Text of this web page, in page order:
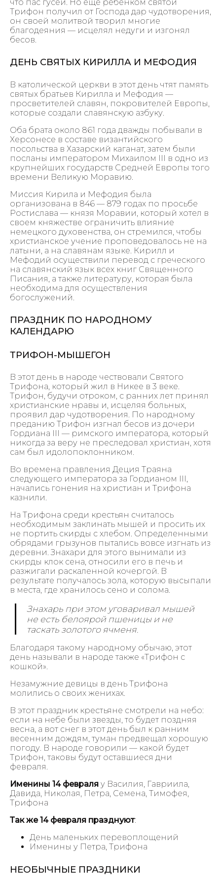
что пас гусей. Но еще ребенком святой
Трифон получил от Господа дар чудотворения,
он своей молитвой творил многие
благодеяния — исцелял недуги и изгонял
бесов.
ДЕНЬ СВЯТЫХ КИРИЛЛА И МЕФОДИЯ
В католической церкви в этот день чтят память
святых братьев Кирилла и Мефодия —
просветителей славян, покровителей Европы,
которые создали славянскую азбуку.
Оба брата около 861 года дважды побывали в
Херсонесе в составе византийского
посольства в Хазарский каганат, затем были
посланы императором Михаилом III в одно из
крупнейших государств Средней Европы того
времени Великую Моравию.
Миссия Кирила и Мефодия была
организована в 846 — 879 годах по просьбе
Ростислава — князя Моравии, который хотел в
своем княжестве ограничить влияние
немецкого духовенства, он стремился, чтобы
христианское учение проповедовалось не на
латыни, а на славянам языке. Кирилл и
Мефодий осуществили перевод с греческого
на славянский язык всех книг Священного
Писания, а также литературу, которая была
необходима для осуществления
богослужений.
ПРАЗДНИК ПО НАРОДНОМУ
КАЛЕНДАРЮ
ТРИФОН-МЫШЕГОН
В этот день в народе чествовали Святого
Трифона, который жил в Никее в 3 веке.
Трифон, будучи отроком, с ранних лет принял
христианские нравы и, исцеляя больных,
проявил дар чудотворения. По народному
преданию Трифон изгнал бесов из дочери
Гордиана III — римского императора, который
никогда за веру не преследовал христиан, хотя
сам был идолопоклонником.
Во времена правления Деция Траяна
следующего императора за Гордианом III,
начались гонения на христиан и Трифона
казнили.
На Трифона среди крестьян считалось
необходимым заклинать мышей и просить их
не портить скирды с хлебом. Определенными
обрядами грызунов пытались вовсе изгнать из
деревни. Знахари для этого вынимали из
скирды клок сена, относили его в печь и
разжигали раскаленной кочергой. В
результате получалось зола, которую высыпали
в места, где хранилось сено и солома.
Знахарь при этом уговаривал мышей
не есть белоярой пшеницы и не
таскать золотого ячменя.
Благодаря такому народному обычаю, этот
день называли в народе также «Трифон с
кошкой».
Незамужние девицы в день Трифона
молились о своих женихах.
В этот праздник крестьяне смотрели на небо:
если на небе были звезды, то будет поздняя
весна, а вот снег в этот день был к ранним
весенним дождям, туман предвещал хорошую
погоду. В народе говорили — какой будет
Трифон, таковы будут оставшиеся дни
февраля.
Именины 14 февраля у Василия, Гавриила,
Давида, Николая, Петра, Семена, Тимофея,
Трифона
Так же 14 февраля празднуют:
День маленьких перевоплощений
Именины у Петра, Трифона
НЕОБЫЧНЫЕ ПРАЗДНИКИ